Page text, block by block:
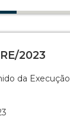
2023
da Execução